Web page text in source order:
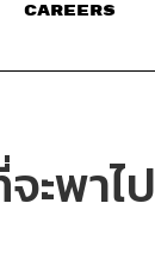
CAREERS
ะพาไป